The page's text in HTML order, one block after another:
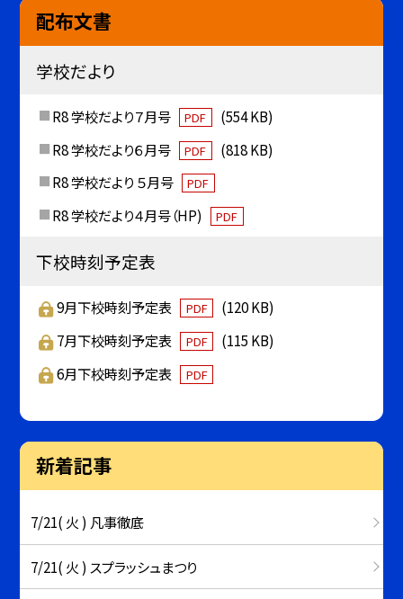
配布文書
学校だより
R8 学校だより７月号 PDF
(554 KB)
R8 学校だより６月号
PDF
(818 KB)
R8 学校だより ５月号
PDF
R8 学校だより４月号（HP) PDF
下校時刻予定表
9月下校時刻予定表 PDF
(120 KB)
7月下校時刻予定表
PDF
(115 KB)
6月下校時刻予定表
PDF
新着記事
7/21( 火 ) 凡事徹底
7/21( 火 ) スプラッシュまつり